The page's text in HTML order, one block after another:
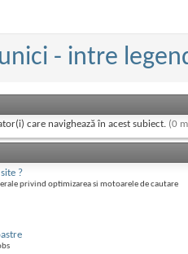
- intre
care navighează în acest subiect. (0
?
privind optimizarea si motoarele de cautare